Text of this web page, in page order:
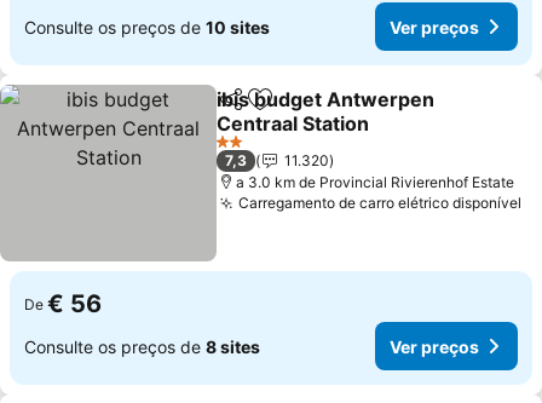
Consulte os preços de 10 sites Ver preços
PartilharAdicionar aos favoritos
ibis budget Antwerpen
Centraal Station
Ver preços
2 Estrelas
7,3
11.320
a 3.0 km de Provincial Rivierenhof Estate
Carregamento de carro elétrico disponível
De € 56
Consulte os preços de 8 sites Ver preços